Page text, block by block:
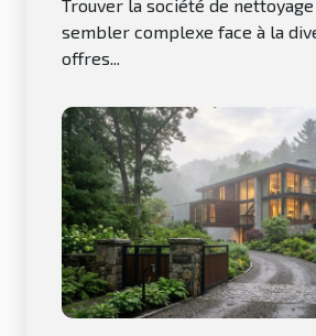
Trouver la société de
sembler complexe face à la
offres...